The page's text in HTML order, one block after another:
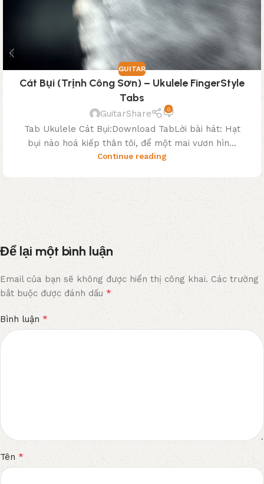
GUITAR
Cát Bụi (Trịnh Công Sơn) – Ukulele FingerStyle
Tabs
GuitarShare 0
Tab Ukulele Cát Bụi:Download TabLời bài hát: Hạt
bụi nào hoá kiếp thân tôi, để một mai vươn hìn...
Continue reading
Để lại một bình luận
Email của bạn sẽ không được hiển thị công khai. Các trường
bắt buộc được đánh dấu *
Bình luận *
Tên*